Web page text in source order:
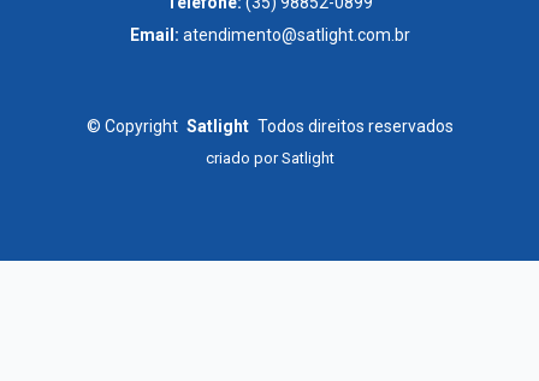
Email: atendimento@satlight.com.br
© Copyright Satlight Todos direitos reservados
criado porSatlight